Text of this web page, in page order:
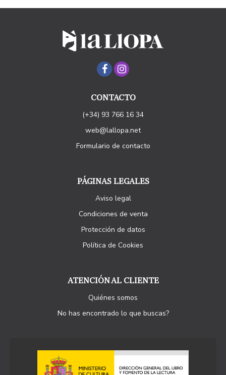
CONTACTO
(+34) 93 766 16 34
web@lallopa.net
Formulario de contacto
PÁGINAS LEGALES
Aviso legal
Condiciones de venta
Protección de datos
Política de Cookies
ATENCIÓN AL CLIENTE
Quiénes somos
No has encontrado lo que buscas?